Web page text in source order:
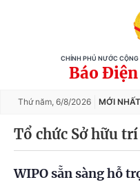
CHÍNH PHỦ NƯỚC
Báo
Thứ năm, 6/8/2026 MỚI NHẤT
Tổ chức Sở hữu
WIPO sẵn sàng hỗ